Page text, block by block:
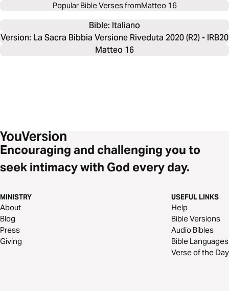
Popular Bible Verses fromMatteo 16
Bible: Italiano
Version: La Sacra Bibbia Versione Riveduta 2020 (R2) - IRB20
Matteo 16
Encouraging and challenging you to
seek intimacy with God every day.
MINISTRY
About
Blog
Press
Giving
USEFUL LINKS
Help
Bible Versions
Audio Bibles
Bible Languages
Verse of the Day